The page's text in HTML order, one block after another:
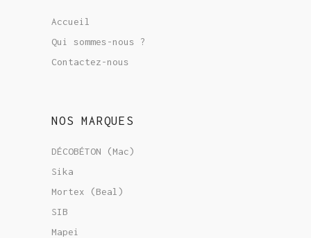
Accueil
Qui sommes-nous ?
Contactez-nous
NOS MARQUES
DÉCOBÉTON (Mac)
Sika
Mortex (Beal)
SIB
Mapei